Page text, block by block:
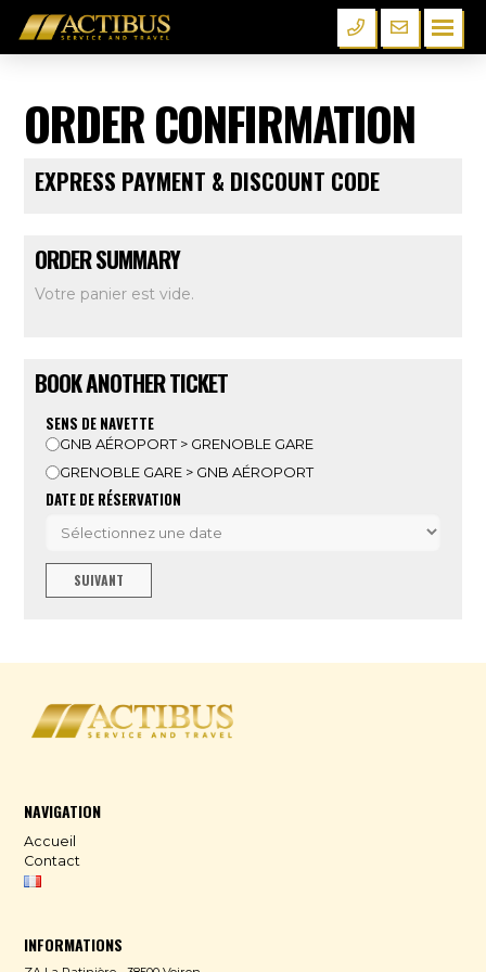
ORDER CONFIRMATION
EXPRESS PAYMENT & DISCOUNT CODE
ORDER SUMMARY
Votre panier est vide.
BOOK ANOTHER TICKET
SENS DE NAVETTE
GNB AÉROPORT > GRENOBLE GARE
GRENOBLE GARE > GNB AÉROPORT
DATE DE RÉSERVATION
SUIVANT
NAVIGATION
Accueil
Contact
INFORMATIONS